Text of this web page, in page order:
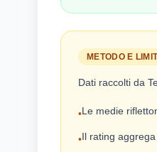
METODO E
Dati raccolti da
•Le medie
•Il rating